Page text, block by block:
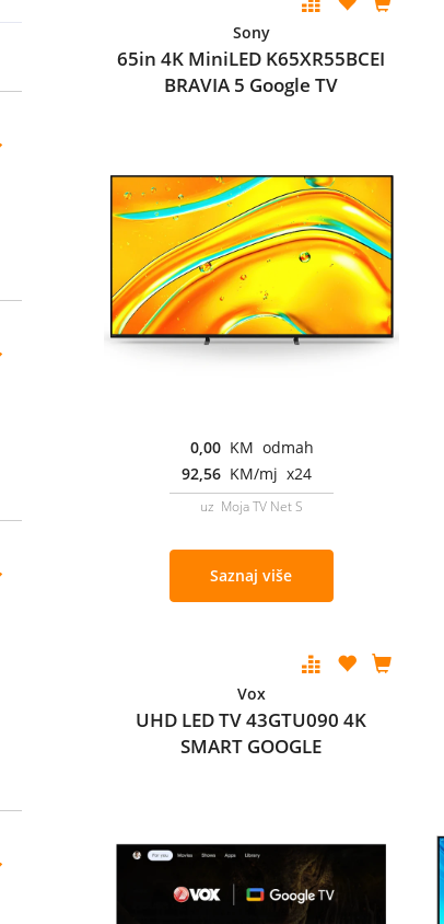
Sony
65in 4K MiniLED K65XR55BCEI
BRAVIA 5 Google TV
0,00 KM odmah
92,56 KM/mj x24
uz Moja TV Net S
Saznaj više
Vox
UHD LED TV 43GTU090 4K
SMART GOOGLE